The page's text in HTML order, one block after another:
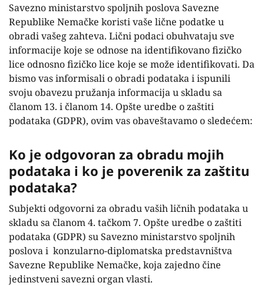
Savezno ministarstvo spoljnih poslova Savezne
Republike Nemačke koristi vaše lične podatke u
obradi vašeg zahteva. Lični podaci obuhvataju sve
informacije koje se odnose na identifikovano fizičko
lice odnosno fizičko lice koje se može identifikovati. Da
bismo vas informisali o obradi podataka i ispunili
svoju obavezu pružanja informacija u skladu sa
članom 13. i članom 14. Opšte uredbe o zaštiti
podataka (GDPR), ovim vas obaveštavamo o sledećem:
Ko je odgovoran za obradu mojih
podataka i ko je poverenik za zaštitu
podataka?
Subjekti odgovorni za obradu vaših ličnih podataka u
skladu sa članom 4. tačkom 7. Opšte uredbe o zaštiti
podataka (GDPR) su Savezno ministarstvo spoljnih
poslova i konzularno-diplomatska predstavništva
Savezne Republike Nemačke, koja zajedno čine
jedinstveni savezni organ vlasti.